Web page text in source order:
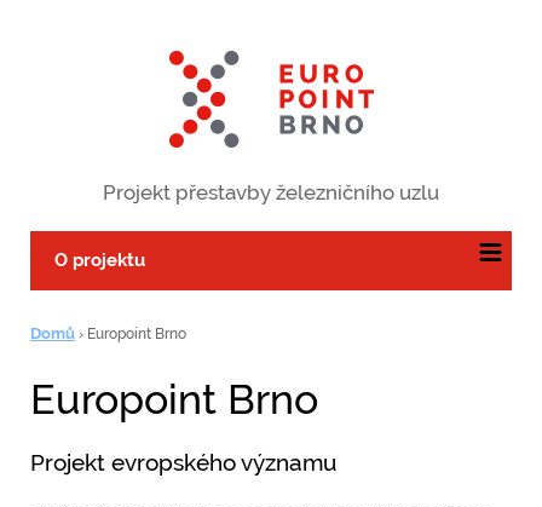
Projekt přestavby železničního uzlu
O projektu
Domů › Europoint Brno
Europoint Brno
Projekt evropského významu